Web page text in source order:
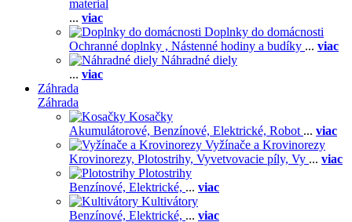
material
... viac
Doplnky do domácnosti
Ochranné doplnky , Nástenné hodiny a budíky ... viac
Náhradné diely
... viac
Záhrada
Záhrada
Kosačky
Akumulátorové, Benzínové, Elektrické, Robot ... viac
Vyžínače a Krovinorezy
Krovinorezy, Plotostrihy, Vyvetvovacie píly, Vy ... viac
Plotostrihy
Benzínové, Elektrické, ... viac
Kultivátory
Benzínové, Elektrické, ... viac